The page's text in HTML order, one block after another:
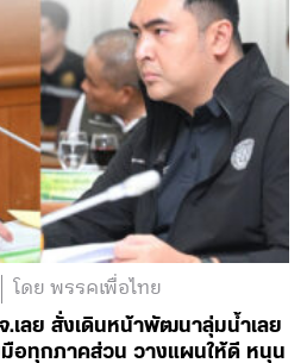
โดย พรรคเพื่อไทย
.เลย สั่งเดินหน้าพัฒนาลุ่มน้ำเลย
อทุกภาคส่วน วางแผนให้ดี หนุน